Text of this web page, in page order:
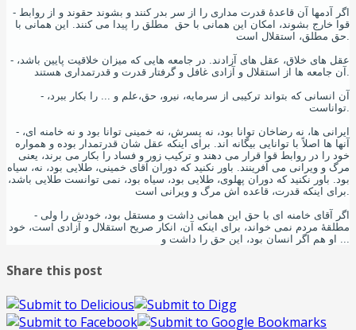
- اگر آدمها آن قاعدۀ قدرت مداری را از سر بدر کنند و بشوند حقوند و از روابط
قوا خارج بشوند، امکان این همانی با حق مطلق را پیدا می کنند. این همانی با
- عقل های خلاق، عقل های آزادند. در جامعه هایی که میزان خلاقیت پایین باشد،
- آن انسانی که بتواند ترکیبی از سرمایه، نیرو، حق،علم و ... را بکار ببرد،
- ایرانی ها، نه رضاخان توانا بود، نه پسرش، نه خمینی توانا بود و نه خامنه ای،
آنها ها اصلاً با توانایی بیگانه اند. برای اینکه عقل شان قدرتمدار بوده و همواره
خود را در روابط قوا قرار می دهند و ترکیب زور و فساد را بکار می برند، یعنی
مرگ و ویرانی می آفرینند. باور نکنید که دوران آقای خمینی، طلایی بود، نه، سیاه
بود. باور نکنید که دوران پهلوی، طلایی بود، سیاه بود، نمی توانست طلایی باشد،
- اگر آقای خامنه ای با حق این همانی داشت و مستقل بود، خودش را ولی
مطلقۀ مردم نمی خواند، برای اینکه آن، انکار صریح استقلال و آزادی است، خود
Share this post